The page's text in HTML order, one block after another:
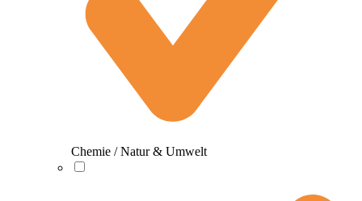
Chemie / Natur & Umwelt